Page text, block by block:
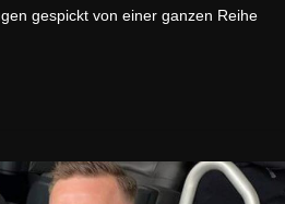
gespickt von einer ganzen Reihe